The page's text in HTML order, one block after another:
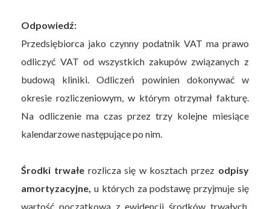
Odpowiedź:
Przedsiębiorca jako czynny podatnik VAT ma prawo
odliczyć VAT od wszystkich zakupów związanych z
budową kliniki. Odliczeń powinien dokonywać w
okresie rozliczeniowym, w którym otrzymał fakturę.
Na odliczenie ma czas przez trzy kolejne miesiące
kalendarzowe następujące po nim.
Środki trwałe rozlicza się w kosztach przez odpisy
amortyzacyjne, u których za podstawę przyjmuje się
wartość początkową z ewidencji środków trwałych.